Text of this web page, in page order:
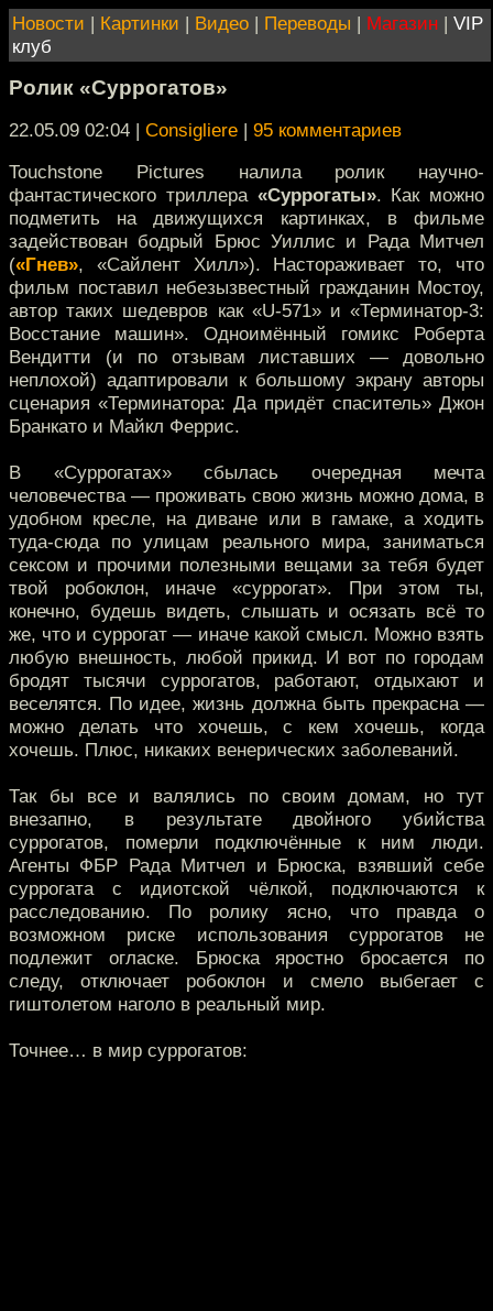
Новости | Картинки | Видео | Переводы | Магазин | VIP
клуб
Ролик «Суррогатов»
22.05.09 02:04 | Consigliere | 95 комментариев
Touchstone Pictures налила ролик научно-
фантастического триллера «Суррогаты». Как можно
подметить на движущихся картинках, в фильме
задействован бодрый Брюс Уиллис и Рада Митчел
(«Гнев», «Сайлент Хилл»). Настораживает то, что
фильм поставил небезызвестный гражданин Мостоу,
автор таких шедевров как «U-571» и «Терминатор-3:
Восстание машин». Одноимённый гомикс Роберта
Вендитти (и по отзывам листавших — довольно
неплохой) адаптировали к большому экрану авторы
сценария «Терминатора: Да придёт спаситель» Джон
Бранкато и Майкл Феррис.
В «Суррогатах» сбылась очередная мечта
человечества — проживать свою жизнь можно дома, в
удобном кресле, на диване или в гамаке, а ходить
туда-сюда по улицам реального мира, заниматься
сексом и прочими полезными вещами за тебя будет
твой робоклон, иначе «суррогат». При этом ты,
конечно, будешь видеть, слышать и осязать всё то
же, что и суррогат — иначе какой смысл. Можно взять
любую внешность, любой прикид. И вот по городам
бродят тысячи суррогатов, работают, отдыхают и
веселятся. По идее, жизнь должна быть прекрасна —
можно делать что хочешь, с кем хочешь, когда
хочешь. Плюс, никаких венерических заболеваний.
Так бы все и валялись по своим домам, но тут
внезапно, в результате двойного убийства
суррогатов, померли подключённые к ним люди.
Агенты ФБР Рада Митчел и Брюска, взявший себе
суррогата с идиотской чёлкой, подключаются к
расследованию. По ролику ясно, что правда о
возможном риске использования суррогатов не
подлежит огласке. Брюска яростно бросается по
следу, отключает робоклон и смело выбегает с
гиштолетом наголо в реальный мир.
Точнее… в мир суррогатов: